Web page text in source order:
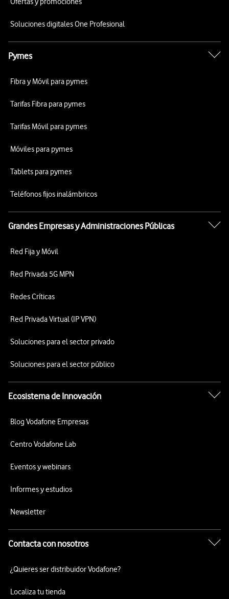
Soluciones digitales One Profesional
Pymes
Fibra y Móvil para pymes
Tarifas Fibra para pymes
Tarifas Móvil para pymes
Móviles para pymes
Tablets para pymes
Teléfonos fijos inalámbricos
Grandes Empresas y Administraciones Públicas
Red Fija y Móvil
Red Privada 5G MPN
Redes Críticas
Red Privada Virtual (IP VPN)
Soluciones para el sector privado
Soluciones para el sector público
Ecosistema de Innovación
Blog Vodafone Empresas
Centro Vodafone Lab
Eventos y webinars
Informes y estudios
Newsletter
Contacta con nosotros
¿Quieres ser distribuidor Vodafone?
Localiza tu tienda